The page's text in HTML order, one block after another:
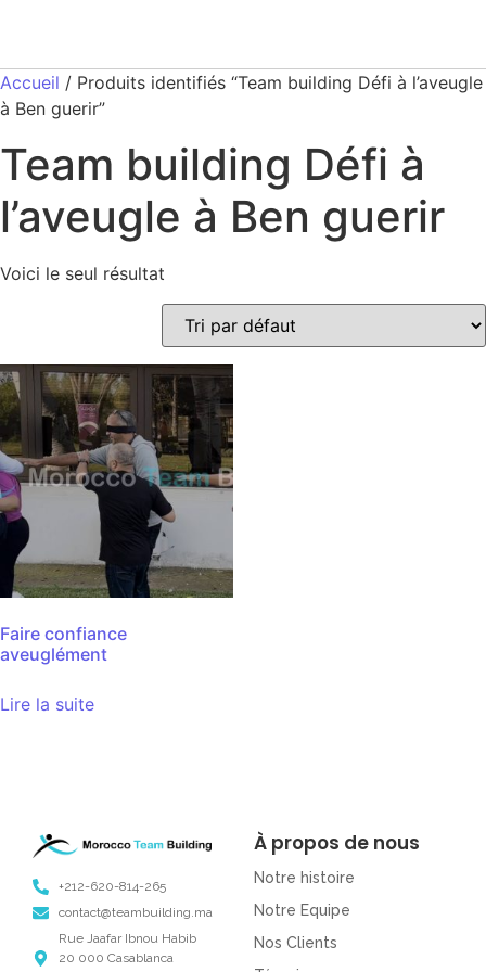
Accueil / Produits identifiés “Team building Défi à l’aveugle
à Ben guerir”
Team building Défi à
l’aveugle à Ben guerir
Voici le seul résultat
Faire confiance
aveuglément
Lire la suite
+212-620-814-265
contact@teambuilding.ma
Rue Jaafar Ibnou Habib
20 000 Casablanca
À propos de nous
Notre histoire
Notre Equipe
Nos Clients